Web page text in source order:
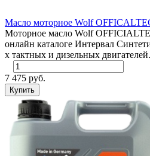
Масло моторное Wolf
Моторное масло Wolf
онлайн каталоге Интервал
х тактных и дизельных
7 475 руб.
Купить